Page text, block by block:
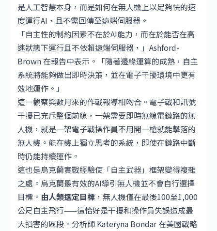
是人工智慧本身，而是如何在無人機上以足夠快的速
度運行AI，且不需回傳至遠端伺服器。
「自主性的制約因素不在於AI能力，而在於能否在高
速狀態下運行且不依賴遠端伺服器，」Ashford-
Brown 在報告中表示。「隨著邊緣運算的成熟，自主
系統將能夠做出即時決策，並在電子干擾環境中更有
效地運作。」
這一觀察與數月來的作戰報導相吻合。電子戰和訊號
干擾已充斥整個前線，一架需要即時無線電鏈路的無
人機，就是一架電子戰操作員不用開一槍就能擊落的
無人機。能在機上獨立思考的系統，即使在鏈路中斷
時仍能持續運作。
這也是烏克蘭實戰經驗使「自主武器」框架變得複雜
之處。烏克蘭最有效的AI導引無人機並不會自行選擇
目標。 由人類選定目標 ，無人機僅在最後100至1,000
公尺自主飛行——這恰好是干擾和操作員失誤造成最
大損害的區段。分析師 Kateryna Bondar 在美國戰略